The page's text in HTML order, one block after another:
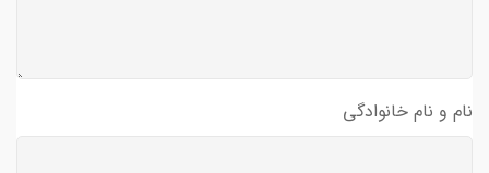
نام و نام خانوادگی